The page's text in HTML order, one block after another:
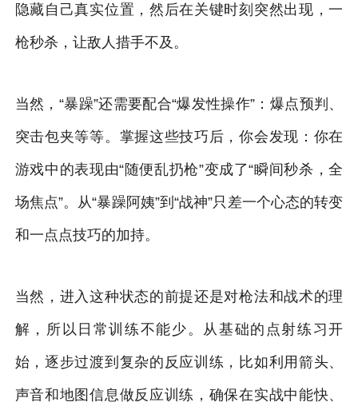
隐藏自己真实位置，然后在关键时刻突然出现，一
枪秒杀，让敌人措手不及。
当然，“暴躁”还需要配合“爆发性操作”：爆点预判、
突击包夹等等。掌握这些技巧后，你会发现：你在
游戏中的表现由“随便乱扔枪”变成了“瞬间秒杀，全
场焦点”。从“暴躁阿姨”到“战神”只差一个心态的转变
和一点点技巧的加持。
当然，进入这种状态的前提还是对枪法和战术的理
解，所以日常训练不能少。从基础的点射练习开
始，逐步过渡到复杂的反应训练，比如利用箭头、
声音和地图信息做反应训练，确保在实战中能快、